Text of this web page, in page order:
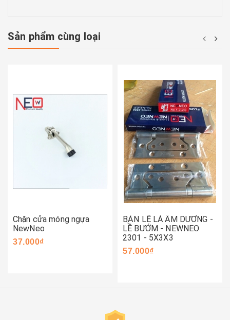
Sản phẩm cùng loại
Chặn cửa móng ngựa
NewNeo
37.000₫
BẢN LỀ LÁ ÂM DƯƠNG -
LỀ BƯỚM - NEWNEO
2301 - 5X3X3
57.000₫